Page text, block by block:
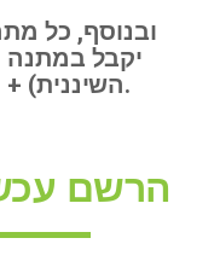
ובנוסף, כל
יקבל במתנה
השיננית) + מברשת שיניים איכותית.
הרשם